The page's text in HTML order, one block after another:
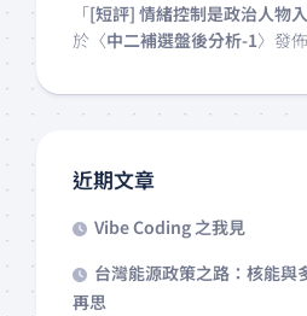
「[短評] 情緒控制是政治人物
於〈中二補選盤後分析-1〉發
近期文章
Vibe Coding 之我見
台灣能源政策之路：核能與
再思